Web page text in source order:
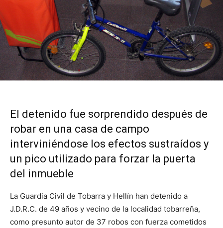
El detenido fue sorprendido después de
robar en una casa de campo
interviniéndose los efectos sustraídos y
un pico utilizado para forzar la puerta
del inmueble
La Guardia Civil de Tobarra y Hellín han detenido a
J.D.R.C. de 49 años y vecino de la localidad tobarreña,
como presunto autor de 37 robos con fuerza cometidos